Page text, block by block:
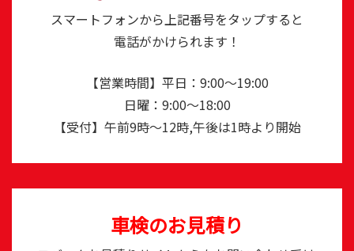
スマートフォンから上記番号をタップすると
電話がかけられます！
【営業時間】平日：9:00～19:00
日曜：9:00～18:00
【受付】午前9時～12時,午後は1時より開始
車検のお見積り